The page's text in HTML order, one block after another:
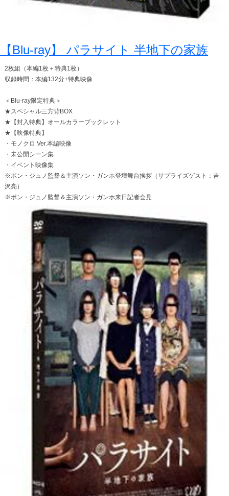
【Blu-ray】 パラサイト 半地下の家族
2枚組（本編1枚＋特典1枚）
収録時間：本編132分+特典映像
＜Blu-ray限定特典＞
★スペシャル三方背BOX
★【封入特典】オールカラーブックレット
★【映像特典】
・モノクロ Ver.本編映像
・未公開シーン集
・イベント映像集
※ポン・ジュノ監督＆主演ソン・ガンホ登壇舞台挨拶（サプライズゲスト：吉
沢亮）
※ポン・ジュノ監督＆主演ソン・ガンホ来日記者会見